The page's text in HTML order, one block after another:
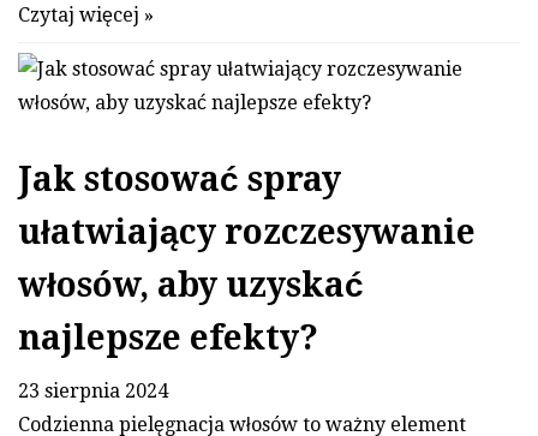
Czytaj więcej »
Jak stosować spray
ułatwiający rozczesywanie
włosów, aby uzyskać
najlepsze efekty?
23 sierpnia 2024
Codzienna pielęgnacja włosów to ważny element